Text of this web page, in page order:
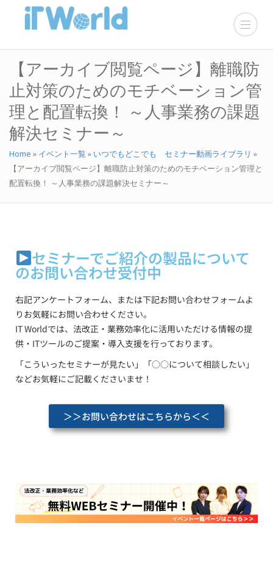
【アーカイブ閲覧ページ】離職防
止対策のためのモチベーション管
理と配置転換！ ～人事業務の課題
解決セミナー～
Home » イベント一覧 » いつでもどこでも セミナー動画ライブラリ »
【アーカイブ閲覧ページ】離職防止対策のためのモチベーション管理と
配置転換！ ～人事業務の課題解決セミナー～
セミナーでご紹介の製品について
のお問い合わせ受付中
右記アンケートフォーム、または下記お問い合わせフォームよ
りお気軽にお問い合わせください。
IT Worldでは、法改正・業務効率化に活用いただける情報の提
供・ITツールのご提案・導入支援を行っております。
「こういったセミナーが見たい」「○○について相談したい」
などお気軽にご記載くださいませ！
＞＞お問い合わせはこちらから＜＜